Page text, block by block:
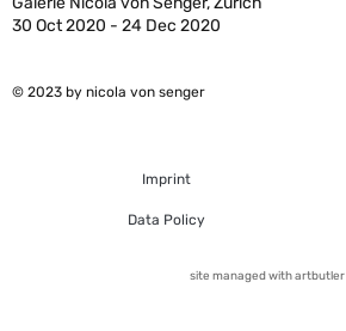
30 Oct 2020 - 24 Dec 2020
© 2023 by nicola von senger
Imprint
Data Policy
site managed with artbutler